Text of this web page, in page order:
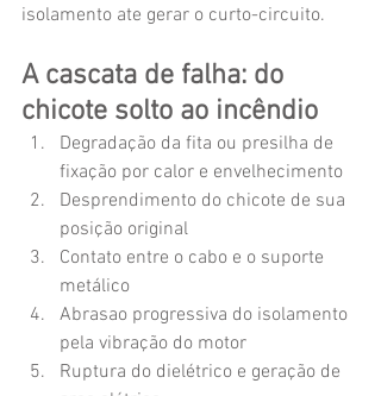
isolamento ate gerar o curto-circuito.
A cascata de falha: do
chicote solto ao incêndio
Degradação da fita ou presilha de
fixação por calor e envelhecimento
Desprendimento do chicote de sua
posição original
Contato entre o cabo e o suporte
metálico
Abrasao progressiva do isolamento
pela vibração do motor
Ruptura do dielétrico e geração de